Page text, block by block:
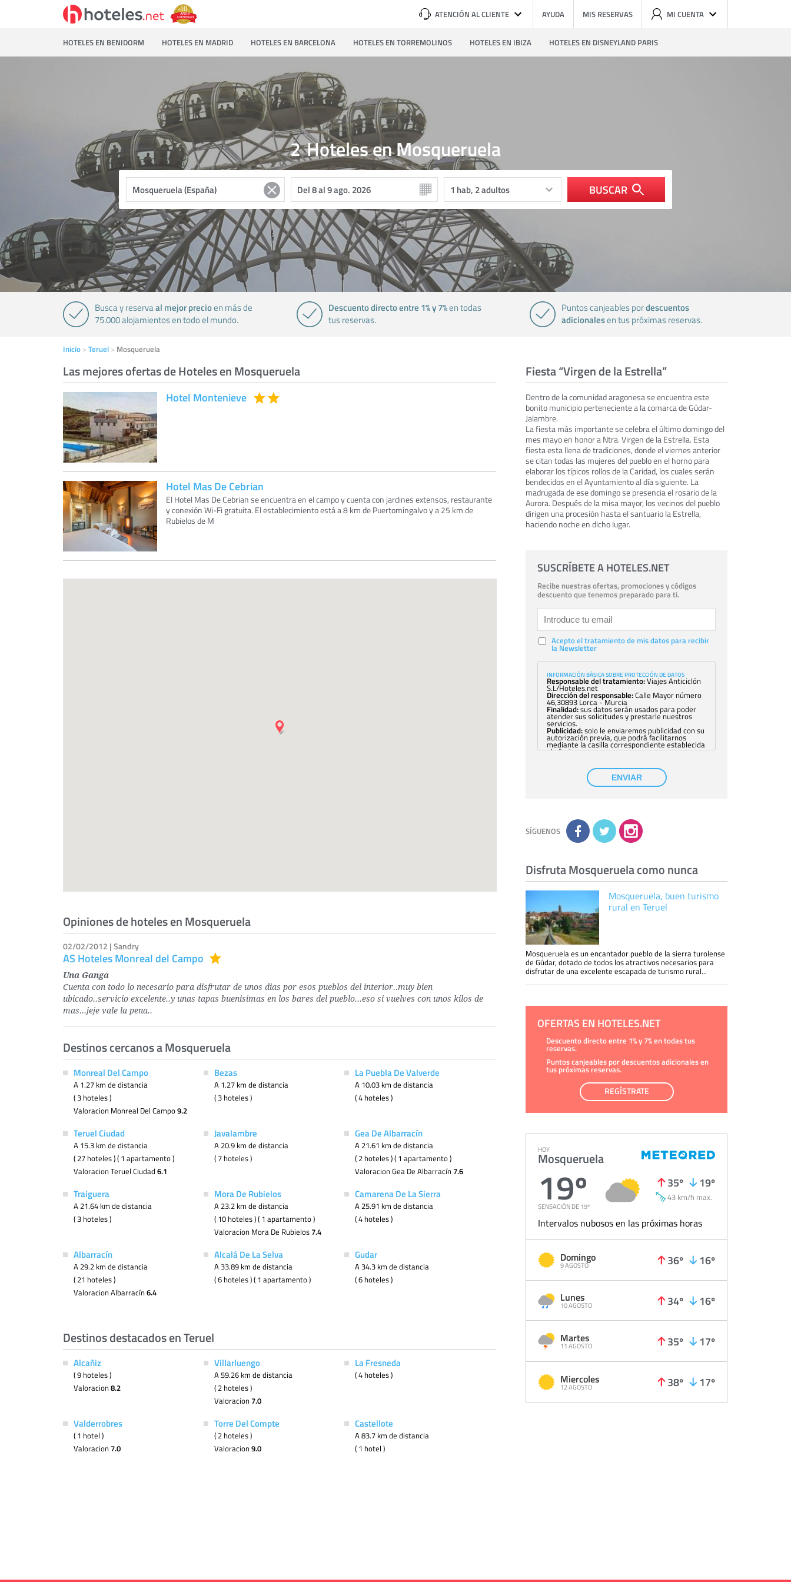
ATENCIÓN AL CLIENTE AYUDA MIS RESERVAS MI CUENTA
HOTELES EN BENIDORM HOTELES EN MADRID HOTELES EN BARCELONA HOTELES EN TORREMOLINOS HOTELES EN IBIZA HOTELES EN DISNEYLAND PARIS
Hoteles en Mosqueruela
2
BUSCAR
Busca y reservaal mejor precioen más de
75.000 alojamientos en todo el mundo.
Descuento directo entre 1% y 7%en todas
tus reservas.
Puntos canjeables pordescuentos
adicionalesen tus próximas reservas.
Inicio Teruel Mosqueruela
Las mejores ofertas de Hoteles en Mosqueruela
Hotel Montenieve
Hotel Mas De Cebrian
El Hotel Mas De Cebrian se encuentra en el campo y cuenta con jardines extensos, restaurante
y conexión Wi-Fi gratuita. El establecimiento está a 8 km de Puertomingalvo y a 25 km de
Rubielos de M
Opiniones de hoteles en Mosqueruela
02/02/2012 | Sandry
AS Hoteles Monreal del Campo
Una Ganga
Cuenta con todo lo necesario para disfrutar de unos dias por esos pueblos del interior..muy bien
ubicado..servicio excelente..y unas tapas buenisimas en los bares del pueblo...eso si vuelves con unos kilos de
mas...jeje vale la pena..
Destinos cercanos a Mosqueruela
Monreal Del Campo
A 1.27 km de distancia
( 3 hoteles )
Valoracion Monreal Del Campo9.2
Bezas
A 1.27 km de distancia
( 3 hoteles )
La Puebla De Valverde
A 10.03 km de distancia
( 4 hoteles )
Teruel Ciudad
A 15.3 km de distancia
( 27 hoteles ) ( 1 apartamento )
Valoracion Teruel Ciudad 6.1
Javalambre
A 20.9 km de distancia
( 7 hoteles )
Gea De Albarracín
A 21.61 km de distancia
( 2 hoteles ) ( 1 apartamento )
Valoracion Gea De Albarracín 7.6
Traiguera
A 21.64 km de distancia
( 3 hoteles )
Mora De Rubielos
A 23.2 km de distancia
( 10 hoteles ) ( 1 apartamento )
Valoracion Mora De Rubielos 7.4
Camarena De La Sierra
A 25.91 km de distancia
( 4 hoteles )
Albarracín
A 29.2 km de distancia
( 21 hoteles )
Valoracion Albarracín6.4
Alcalá De La Selva
A 33.89 km de distancia
( 6 hoteles ) ( 1 apartamento )
Gudar
A 34.3 km de distancia
( 6 hoteles )
Destinos destacados en Teruel
Alcañiz
( 9 hoteles )
Valoracion8.2
Villarluengo
A 59.26 km de distancia
( 2 hoteles )
Valoracion 7.0
La Fresneda
( 4 hoteles )
Valderrobres
( 1 hotel )
Valoracion 7.0
Torre Del Compte
( 2 hoteles )
Valoracion9.0
Castellote
A 83.7 km de distancia
( 1 hotel )
Fiesta “Virgen de la Estrella”
Dentro de la comunidad aragonesa se encuentra este
bonito municipio perteneciente a la comarca de Gúdar-
Jalambre.
La fiesta más importante se celebra el último domingo del
mes mayo en honor a Ntra. Virgen de la Estrella. Esta
fiesta esta llena de tradiciones, donde el viernes anterior
se citan todas las mujeres del pueblo en el horno para
elaborar los típicos rollos de la Caridad, los cuales serán
bendecidos en el Ayuntamiento al día siguiente. La
madrugada de ese domingo se presencia el rosario de la
Aurora. Después de la misa mayor, los vecinos del pueblo
dirigen una procesión hasta el santuario la Estrella,
haciendo noche en dicho lugar.
SUSCRÍBETE A HOTELES.NET
Recibe nuestras ofertas, promociones y códigos
descuento que tenemos preparado para ti.
Acepto el tratamiento de mis datos para recibir
la Newsletter
INFORMACIÓN BÁSICA SOBRE PROTECCIÓN DE DATOS
Responsable del tratamiento:Viajes Anticiclón
S.L/Hoteles.net
Dirección del responsable:Calle Mayor número
46,30893 Lorca - Murcia
Finalidad:sus datos serán usados para poder
atender sus solicitudes y prestarle nuestros
servicios.
Publicidad:solo le enviaremos publicidad con su
autorización previa, que podrá facilitarnos
mediante la casilla correspondiente establecida
al efecto.
con su consentimiento previo, que podrá
facilitarnos mediante la casilla correspondiente
establecida al efecto.
Destinatarios:con carácter general, sólo el
Derechos:tiene derecho a saber qué
información tenemos sobre usted, corregirla y
eliminarla, tal y como se explica en la
información adicional disponible en nuestra
la información adicional y detallada sobre cómo
tratamos sus datos en lapolítica de privacidad
ENVIAR
SÍGUENOS
Disfruta Mosqueruela como nunca
Mosqueruela, buen turismo
rural en Teruel
Mosqueruela es un encantador pueblo de la sierra turolense
de Gúdar, dotado de todos los atractivos necesarios para
disfrutar de una excelente escapada de turismo rural...
OFERTAS EN HOTELES.NET
Descuento directo entre 1% y 7% en todas tus
reservas.
Puntos canjeables por descuentos adicionales en
tus próximas reservas.
REGÍSTRATE
HOY
Mosqueruela
19º
SENSACIÓN DE 19º
35º 19º
43 km/h max.
Intervalos nubosos en las próximas horas
Domingo
9 AGOSTO 36º 16º
Lunes
10 AGOSTO 34º 16º
Martes
11 AGOSTO 35º 17º
Miercoles
12 AGOSTO 38º 17º